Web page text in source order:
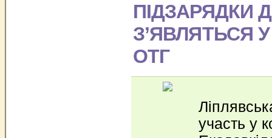
ПІДЗАРЯДКИ
З’ЯВЛЯТЬСЯ
ОТГ
участь у